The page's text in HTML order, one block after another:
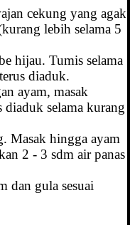
cekung yang agak
lebih selama 5
hijau. Tumis selama
diaduk.
ayam, masak
diaduk selama kurang
Masak hingga ayam
2 - 3 sdm air panas
dan gula sesuai